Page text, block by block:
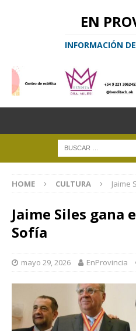
EN
INFORMACIÓN
HOME CULTURA Jaime
Jaime Siles gana
Sofía
mayo 29, 2026 EnProvincia